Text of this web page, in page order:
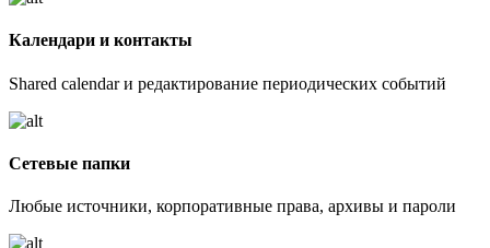
Календари и контакты
Shared calendar и редактирование периодических событий
Сетевые папки
Любые источники, корпоративные права, архивы и пароли